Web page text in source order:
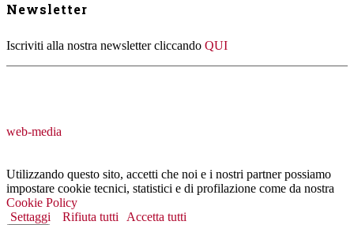
Newsletter
Iscriviti alla nostra newsletter cliccando QUI
web-media
Utilizzando questo sito, accetti che noi e i nostri partner possiamo
impostare cookie tecnici, statistici e di profilazione come da nostra
Cookie Policy
Settaggi
Rifiuta tutti Accetta tutti